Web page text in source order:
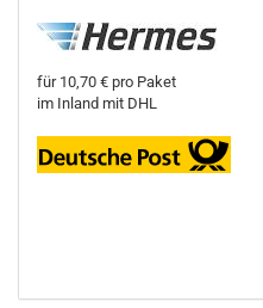
für 10,70 € pro Paket
im Inland mit DHL